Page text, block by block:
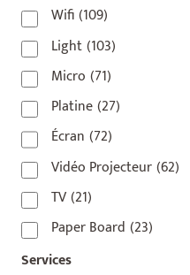
75006 (5)
75007(7)
75008 (17)
75009(5)
75010 (9)
75011 (17)
75012(8)
75013(2)
75014
Wifi(109)
Light(103)
Micro (71)
Platine(27)
Écran (72)
Vidéo Projecteur(62)
TV(21)
Paper Board (23)
Services